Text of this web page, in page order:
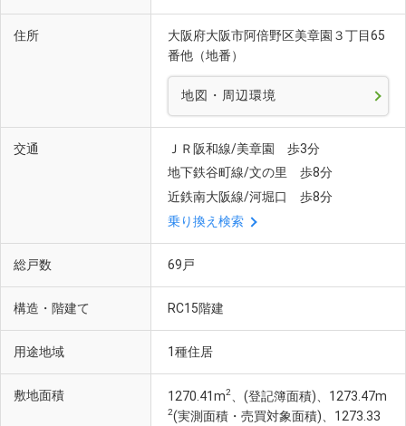
住所
大阪府大阪市阿倍野区美章園３丁目65
番他（地番）
地図・周辺環境
交通
ＪＲ阪和線/美章園 歩3分
地下鉄谷町線/文の里 歩8分
近鉄南大阪線/河堀口 歩8分
乗り換え検索
総戸数 69戸
構造・階建て RC15階建
用途地域 1種住居
敷地面積 1270.41m2 、(登記簿面積)、1273.47m
2(実測面積・売買対象面積)、1273.33